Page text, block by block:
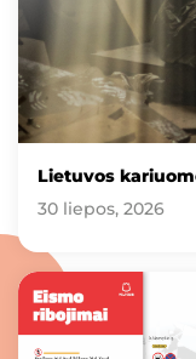
Lietuvos
30 liepos, 2026